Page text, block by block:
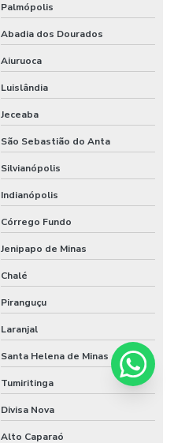
Palmópolis
Abadia dos Dourados
Aiuruoca
Luislândia
Jeceaba
São Sebastião do Anta
Silvianópolis
Indianópolis
Córrego Fundo
Jenipapo de Minas
Chalé
Piranguçu
Laranjal
Santa Helena de Minas
Tumiritinga
Divisa Nova
Alto Caparaó